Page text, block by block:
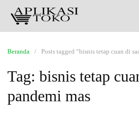
Beranda Posts tagged “bisnis tetap cuan di
Tag: bisnis tetap
pandemi mas